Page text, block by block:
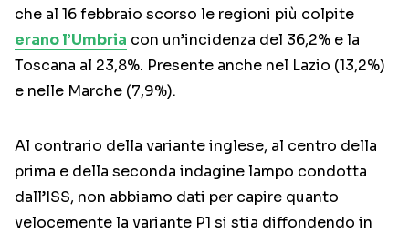
che al 16 febbraio scorso le regioni più colpite
erano l’Umbria con un’incidenza del 36,2% e la
Toscana al 23,8%. Presente anche nel Lazio (13,2%)
e nelle Marche (7,9%).
Al contrario della variante inglese, al centro della
prima e della seconda indagine lampo condotta
dall’ISS, non abbiamo dati per capire quanto
velocemente la variante P1 si stia diffondendo in